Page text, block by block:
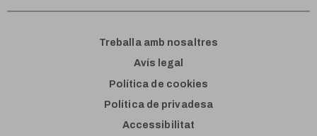
Treballa amb nosaltres
Avís legal
Política de cookies
Política de privadesa
Accessibilitat